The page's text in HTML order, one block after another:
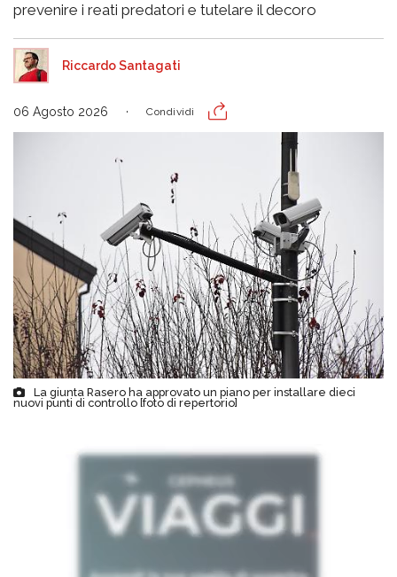
prevenire i reati predatori e tutelare il decoro
Riccardo Santagati
06 Agosto 2026 Condividi
La giunta Rasero ha approvato un piano per installare dieci
nuovi punti di controllo [foto di repertorio]